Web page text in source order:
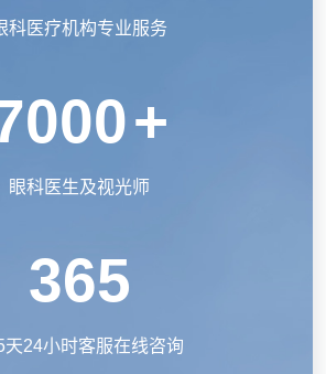
科医疗机构专业服务
+
眼科医生及视光师
365
天24小时客服在线咨询